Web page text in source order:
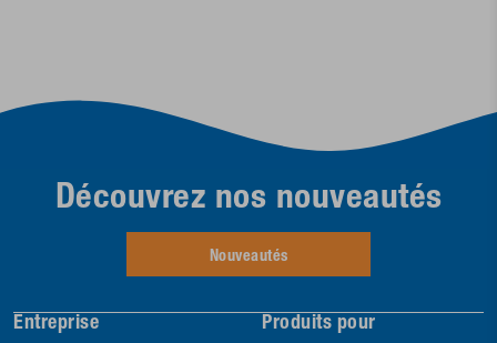
Entreprise Produits pour
Découvrez nos nouveautés
Nouveautés